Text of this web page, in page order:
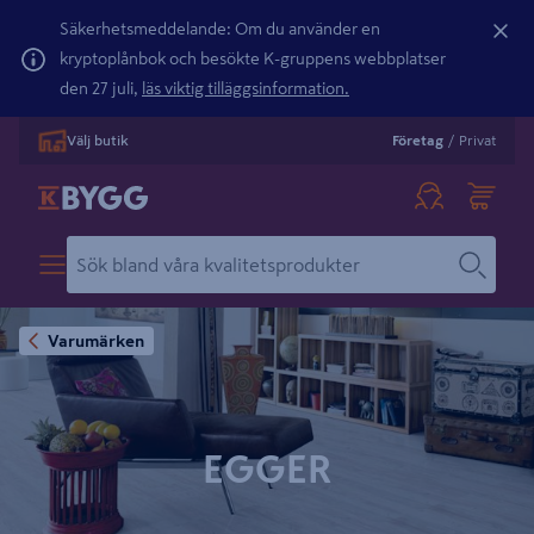
Säkerhetsmeddelande: Om du använder en
kryptoplånbok och besökte K-gruppens webbplatser
den 27 juli, läs viktig tilläggsinformation.
Välj butik Företag / Privat
Varumärken
EGGER